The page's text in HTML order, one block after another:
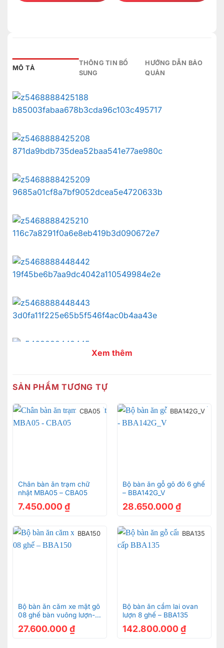
MÔ TẢ
THÔNG TIN BỔ
SUNG
HƯỚNG DẪN BẢO
QUẢN
Xem thêm
SẢN PHẨM TƯƠNG TỰ
CBA05
Chân bàn ăn trạm chữ
nhật MBA05 – CBA05
7.450.000 ₫
BBA142G_V
Bộ bàn ăn gỗ gõ đỏ 6 ghế
– BBA142G_V
28.650.000 ₫
BBA150
Bộ bàn ăn căm xe mặt gõ
08 ghế bàn vuông lượn-
BBA150
27.600.000 ₫
BBA135
Bộ bàn ăn cẩm lai ovan
lượn 8 ghế – BBA135
142.800.000 ₫